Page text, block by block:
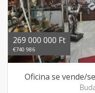
269 000 000 Ft
€740 986
Oficina se vende/